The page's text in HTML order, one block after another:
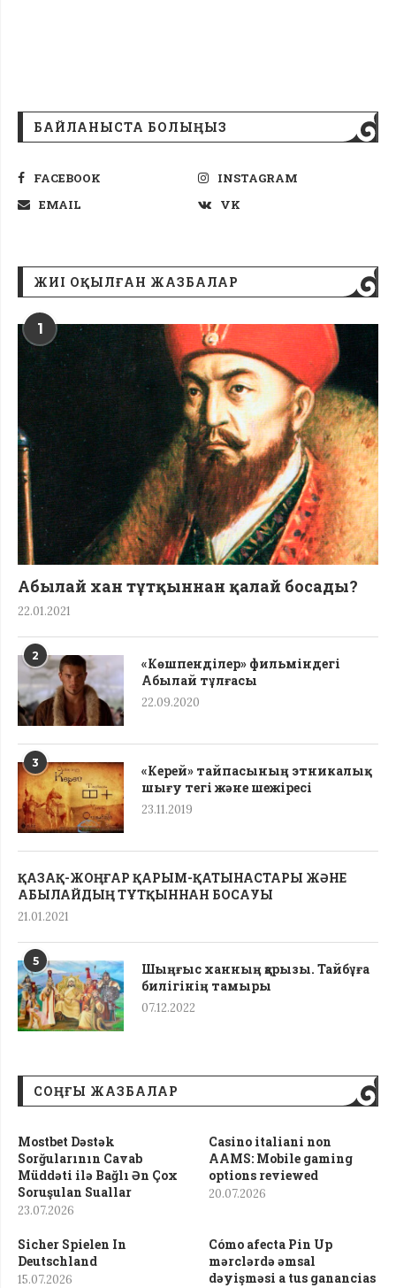
БАЙЛАНЫСТА БОЛЫҢЫЗ
FACEBOOK
INSTAGRAM
EMAIL
VK
ЖИІ ОҚЫЛҒАН ЖАЗБАЛАР
1
Абылай хан тұтқыннан қалай босады?
22.01.2021
2
«Көшпенділер» фильміндегі
Абылай тұлғасы
22.09.2020
3
«Керей» тайпасының этникалық
шығу тегі жəне шежіресі
23.11.2019
ҚАЗАҚ-ЖОҢҒАР ҚАРЫМ-ҚАТЫНАСТАРЫ ЖӘНЕ
АБЫЛАЙДЫҢ ТҰТҚЫННАН БОСАУЫ
21.01.2021
5
Шыңғыс ханның қарызы. Тайбұға
билігінің тамыры
07.12.2022
СОҢҒЫ ЖАЗБАЛАР
Mostbet Dəstək
Sorğularının Cavab
Müddəti ilə Bağlı Ən Çox
Soruşulan Suallar
23.07.2026
Casino italiani non
AAMS: Mobile gaming
options reviewed
20.07.2026
Sicher Spielen In
Deutschland
15.07.2026
Cómo afecta Pin Up
mərclərdə əmsal
dəyişməsi a tus ganancias